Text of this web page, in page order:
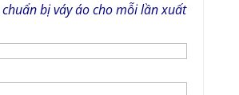
bị váy áo cho mỗi lần xuất